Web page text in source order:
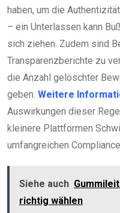
haben, um die
– ein Unterlassen kann
sich ziehen. Zudem sind
Transparenzberichte zu
die Anzahl gelöschter
geben. Weitere
Auswirkungen dieser
kleinere Plattformen
umfangreichen
Siehe auch
richtig wählen